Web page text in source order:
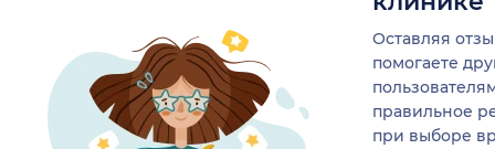
Оставляя
помогаете
правильное
при выборе